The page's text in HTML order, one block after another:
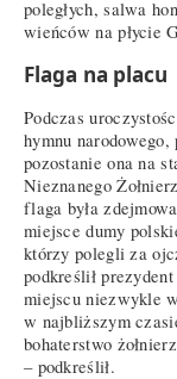
poległych, salwa
wieńców na płycie
Flaga na placu
Podczas
hymnu
pozostanie ona na
Nieznanego
flaga była
miejsce dumy
którzy polegli za
podkreślił
miejscu niezwykle
w najbliższym
bohaterstwo
– podkreślił.